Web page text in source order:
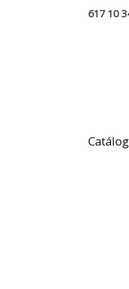
617 10